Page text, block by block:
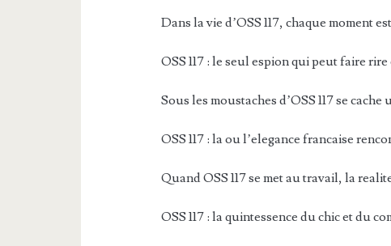
Dans la vie d’OSS 117, chaque moment
OSS 117 : le seul espion qui peut faire
Sous les moustaches d’OSS 117 se
OSS 117 : la ou l’elegance francaise
Quand OSS 117 se met au travail, la
OSS 117 : la quintessence du chic et du